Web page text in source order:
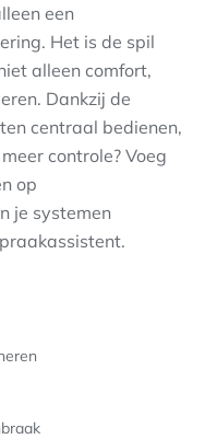
een
Het is de spil
alleen comfort,
Dankzij de
centraal bedienen,
controle? Voeg
op
je systemen